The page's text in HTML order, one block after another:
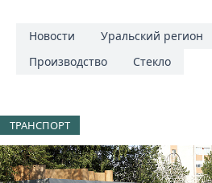
Новости Уральский регион
Производство
Стекло
ТРАНСПОРТ